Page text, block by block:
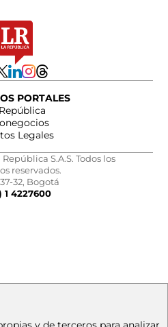
PORTALES
Legales
S.A.S. Todos los
reservados.
37-32, Bogotá
1 4227600